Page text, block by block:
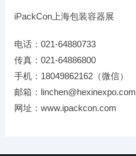
iPackCon上海包装容器展
电话：021-64880733
传真：021-64886800
手机：18049862162（微信）
邮箱：linchen@hexinexpo.com
网址：www.ipackcon.com